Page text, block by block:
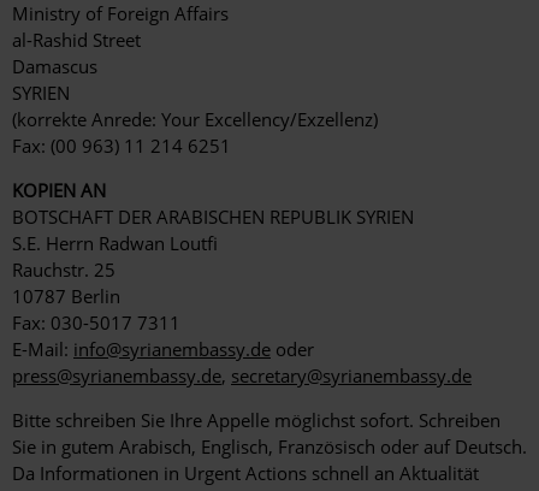
Ministry of Foreign Affairs
al-Rashid Street
Damascus
SYRIEN
(korrekte Anrede: Your Excellency/Exzellenz)
Fax: (00 963) 11 214 6251
KOPIEN AN
BOTSCHAFT DER ARABISCHEN REPUBLIK SYRIEN
S.E. Herrn Radwan Loutfi
Rauchstr. 25
10787 Berlin
Fax: 030-5017 7311
E-Mail: info@syrianembassy.de oder
press@syrianembassy.de, secretary@syrianembassy.de
Bitte schreiben Sie Ihre Appelle möglichst sofort. Schreiben
Sie in gutem Arabisch, Englisch, Französisch oder auf Deutsch.
Da Informationen in Urgent Actions schnell an Aktualität